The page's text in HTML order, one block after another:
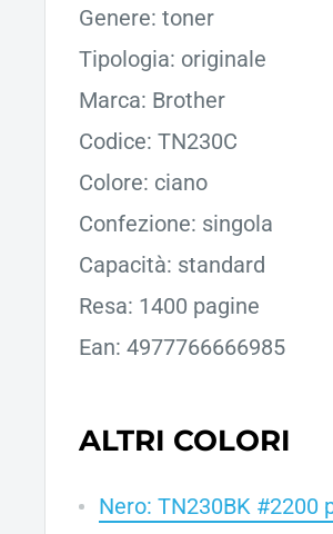
Genere: toner
Tipologia: originale
Marca: Brother
Codice: TN230C
Colore: ciano
Confezione: singola
Capacità: standard
Resa: 1400 pagine
Ean: 4977766666985
ALTRI COLORI
Nero: TN230BK #2200